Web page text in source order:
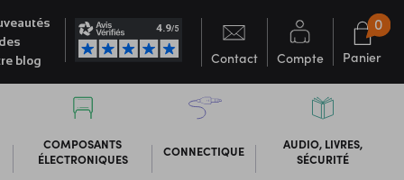
blog
Contact Compte Panier
0
COMPOSANTS
ÉLECTRONIQUES
CONNECTIQUE
AUDIO, LIVRES,
SÉCURITÉ